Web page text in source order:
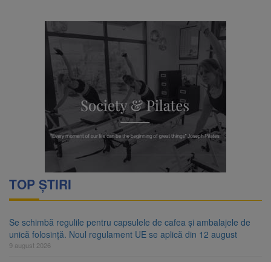
TOP ȘTIRI
Se schimbă regulile pentru capsulele de cafea și ambalajele de
unică folosință. Noul regulament UE se aplică din 12 august
9 august 2026